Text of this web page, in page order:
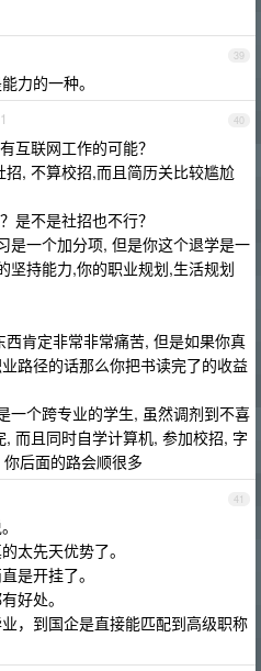
39
力的一种。
40
1
互联网工作的可能？
, 不算校招,而且简历关比较尴尬
是不是社招也不行？
是一个加分项, 但是你这个退学是一
坚持能力,你的职业规划,生活规划
肯定非常非常痛苦, 但是如果你真
路径的话那么你把书读完了的收益
一个跨专业的学生, 虽然调剂到不喜
而且同时自学计算机, 参加校招, 字
后面的路会顺很多
41
太先天优势了。
是开挂了。
好处。
，到国企是直接能匹配到高级职称